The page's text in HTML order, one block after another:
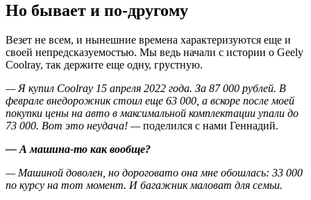
Но бывает и по-другому
Везет не всем, и нынешние времена характеризуются еще и
своей непредсказуемостью. Мы ведь начали с истории о Geely
Coolray, так держите еще одну, грустную.
— Я купил Coolray 15 апреля 2022 года. За 87 000 рублей. В
феврале внедорожник стоил еще 63 000, а вскоре после моей
покупки цены на авто в максимальной комплектации упали до
73 000. Вот это неудача! —поделился с нами Геннадий.
— А машина-то как вообще?
— Машиной доволен, но дороговато она мне обошлась: 33 000
по курсу на тот момент. И багажник маловат для семьи.